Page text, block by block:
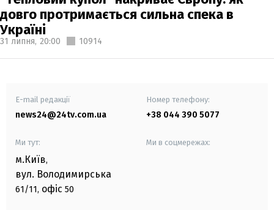
довго протримається сильна спека в
Україні
31 липня, 20:00 10914
E-mail редакції
news24@24tv.com.ua
Номер телефону:
+38 044 390 5077
Ми тут:
м.Київ,
вул. Володимирська
61/11, офіс 50
Ми в соцмережах: